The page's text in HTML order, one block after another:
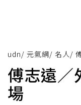
udn/ 元氣網/ 名人/
傅志遠／
場